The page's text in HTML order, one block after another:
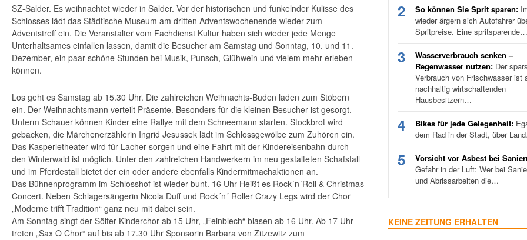
SZ-Salder. Es weihnachtet wieder in Salder. Vor der historischen und funkelnder Kulisse des
Schlosses lädt das Städtische Museum am dritten Adventswochenende wieder zum
Adventstreff ein. Die Veranstalter vom Fachdienst Kultur haben sich wieder jede Menge
Unterhaltsames einfallen lassen, damit die Besucher am Samstag und Sonntag, 10. und 11.
Dezember, ein paar schöne Stunden bei Musik, Punsch, Glühwein und vielem mehr erleben
können.
Los geht es Samstag ab 15.30 Uhr. Die zahlreichen Weihnachts-Buden laden zum Stöbern
ein. Der Weihnachtsmann verteilt Präsente. Besonders für die kleinen Besucher ist gesorgt.
Unterm Schauer können Kinder eine Rallye mit dem Schneemann starten. Stockbrot wird
gebacken, die Märchenerzählerin Ingrid Jesussek lädt im Schlossgewölbe zum Zuhören ein.
Das Kasperletheater wird für Lacher sorgen und eine Fahrt mit der Kindereisenbahn durch
den Winterwald ist möglich. Unter den zahlreichen Handwerkern im neu gestalteten Schafstall
und im Pferdestall bietet der ein oder andere ebenfalls Kindermitmachaktionen an.
Das Bühnenprogramm im Schlosshof ist wieder bunt. 16 Uhr Heißt es Rock´n´Roll & Christmas
Concert. Neben Schlagersängerin Nicola Duff und Rock´n´ Roller Crazy Legs wird der Chor
„Moderne trifft Tradition“ ganz neu mit dabei sein.
Am Sonntag singt der Sölter Kinderchor ab 15 Uhr, „Feinblech“ blasen ab 16 Uhr. Ab 17 Uhr
treten „Sax O Chor“ auf bis ab 17.30 Uhr Sponsorin Barbara von Zitzewitz zum
2 So können Sie Sprit sparen:
wieder ärgern sich Autofahrer
Spritpreise. Eine spritsparende…
3
Wasserverbrauch senken –
Regenwasser nutzen: Der
Verbrauch von Frischwasser ist
nachhaltig wirtschaftenden
Hausbesitzern…
4 Bikes für jede Gelegenheit:
dem Rad in der Stadt, über
5
Vorsicht vor Asbest bei
Gefahr in der Luft: Wer bei
und Abrissarbeiten die…
KEINE ZEITUNG ERHALTEN